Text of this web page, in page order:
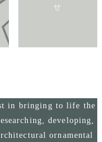
せ
in bringing to life the
developing,
ornamental